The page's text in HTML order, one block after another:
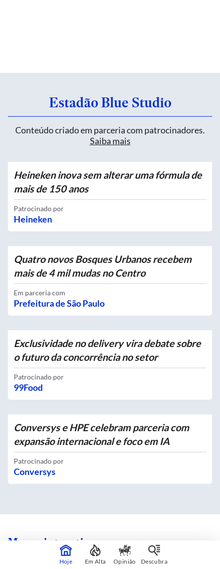
Estadão Blue Studio
Conteúdo criado em parceria com patrocinadores.
Saiba mais
Heineken inova sem alterar uma fórmula de
mais de 150 anos
Patrocinado por
Heineken
Quatro novos Bosques Urbanos recebem
mais de 4 mil mudas no Centro
Em parceria com
Prefeitura de São Paulo
Exclusividade no delivery vira debate sobre
o futuro da concorrência no setor
Patrocinado por
99Food
Conversys e HPE celebram parceria com
expansão internacional e foco em IA
Patrocinado por
Conversys
Mapas interativos
Hoje Em Alta Opinião Descubra